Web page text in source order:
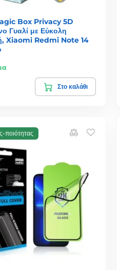
Box Privacy 5D
Γυαλί με Εύκολη
Xiaomi Redmi Note 14
Στο καλάθι
ποιότητας